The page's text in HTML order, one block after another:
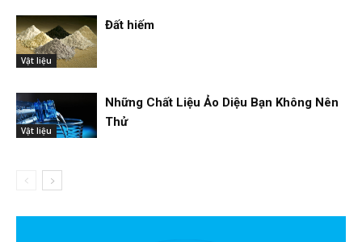
Vật liệu
Đất hiếm
Vật liệu
Những Chất Liệu Ảo Diệu Bạn Không Nên
Thử